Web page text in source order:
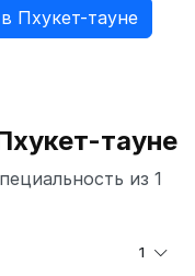
Пхукет-тауне
тауне
из 1
1